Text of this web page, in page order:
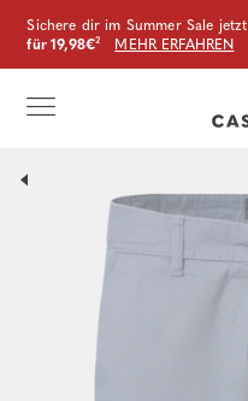
Sichere dir im Summer Sale jetzt
für 19,98€² MEHR ERFAHREN